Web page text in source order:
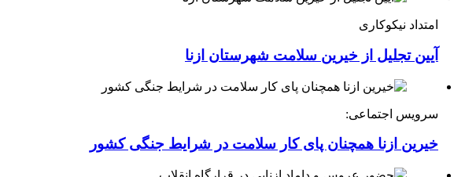
امتداد نیکوکاری
آیین تجلیل از خیرین سلامت شهرستان ازنا
سرویس اجتماعی:
خیرین ازنا همچنان پای کار سلامت در شرایط جنگی کشور